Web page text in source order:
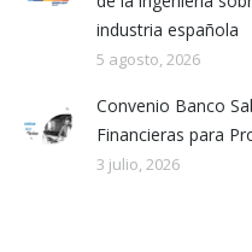
industria española
5 agosto, 2026
Convenio Banco
Financieras para
3 julio, 2026